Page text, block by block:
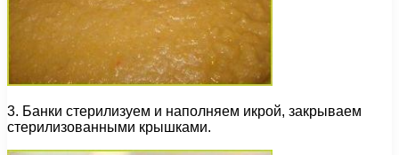
3. Банки стерилизуем и наполняем икрой, закрываем
стерилизованными крышками.